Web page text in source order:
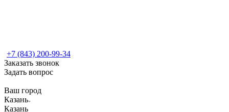
+7 (843) 200-99-34
Заказать звонок
Задать вопрос
Ваш город
Казань
Казань